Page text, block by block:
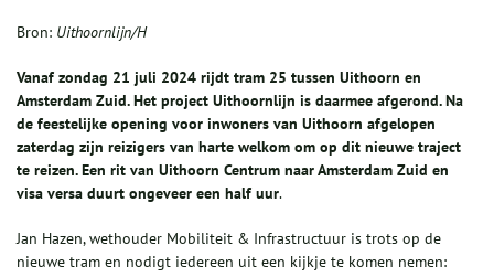
Bron: Uithoornlijn/H
Vanaf zondag 21 juli 2024 rijdt tram 25 tussen Uithoorn en
Amsterdam Zuid. Het project Uithoornlijn is daarmee afgerond. Na
de feestelijke opening voor inwoners van Uithoorn afgelopen
zaterdag zijn reizigers van harte welkom om op dit nieuwe traject
te reizen. Een rit van Uithoorn Centrum naar Amsterdam Zuid en
visa versa duurt ongeveer een half uur.
Jan Hazen, wethouder Mobiliteit & Infrastructuur is trots op de
nieuwe tram en nodigt iedereen uit een kijkje te komen nemen: